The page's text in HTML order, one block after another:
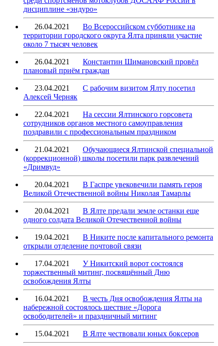
дисциплине «эндуро»
26.04.2021
Во Всероссийском субботнике на
территории городского округа Ялта приняли участие
около 7 тысяч человек
26.04.2021
Константин Шимановский провёл
плановый приём граждан
23.04.2021
С рабочим визитом Ялту посетил
Алексей Черняк
22.04.2021
На сессии Ялтинского горсовета
сотрудников органов местного самоуправления
поздравили с профессиональным праздником
21.04.2021
Обучающиеся Ялтинской специальной
(коррекционной) школы посетили парк развлечений
«Дримвуд»
20.04.2021
В Гаспре увековечили память героя
Великой Отечественной войны Николая Тамарлы
20.04.2021
В Ялте предали земле останки еще
одного солдата Великой Отечественной войны
19.04.2021
В Никите после капитального ремонта
открыли отделение почтовой связи
17.04.2021
У Никитский ворот состоялся
торжественный митинг, посвящённый Дню
освобождения Ялты
16.04.2021
В честь Дня освобождения Ялты на
набережной состоялось шествие «Дорога
освободителей» и праздничный митинг
15.04.2021 В Ялте чествовали юных боксеров